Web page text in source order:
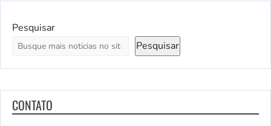
Pesquisar
Pesquisar
CONTATO